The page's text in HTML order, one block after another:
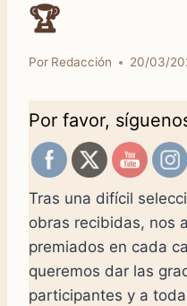
🏆
Por Redacción 20/03/
Por favor,
Tras una difícil
obras recibidas, nos
premiados en cada
queremos dar las
participantes y a